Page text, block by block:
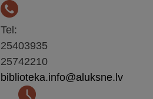
Tel:
25403935
25742210
biblioteka.info@aluksne.lv